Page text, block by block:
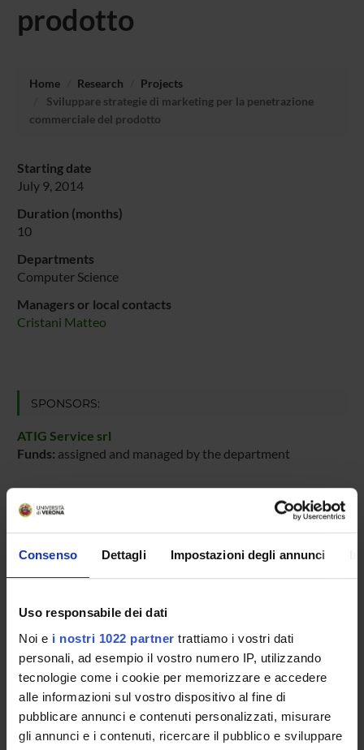
Consenso Dettagli Impostazioni degli annunci
Uso responsabile dei dati
Noi e i nostri 1022 partner trattiamo i vostri dati
personali, ad esempio il vostro numero IP, utilizzando
tecnologie come i cookie per memorizzare e accedere
alle informazioni sul vostro dispositivo al fine di
pubblicare annunci e contenuti personalizzati, misurare
gli annunci e i contenuti, ricercare il pubblico e sviluppare
prodotto
Home Research
Projects
Sviluppare strategie di marketing per la penetrazione
commerciale del prodotto
Starting date
July 9, 2014
Duration (months)
10
Departments
Computer Science
Managers or local contacts
Cristani Matteo
SPONSORS:
ATIG Service srl
Funds: assigned and managed by the department
Matteo Cristani
Associate Professor
RESEARCH AREAS INVOLVED IN THE PROJECT
Intelligenza Artificiale
Artificial intelligence